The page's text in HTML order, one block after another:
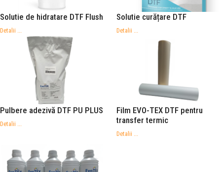
Solutie de hidratare DTF Flush
Detalii ...
Solutie curățare DTF
Detalii ...
Pulbere adezivă DTF PU PLUS
Detalii ...
Film EVO-TEX DTF pentru
transfer termic
Detalii ...